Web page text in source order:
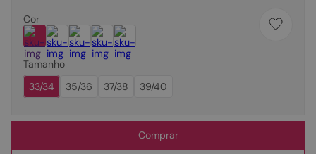
Cor
Tamanho
33/34
35/36 37/38 39/40
Comprar
bolsa
sapatilha
óculos